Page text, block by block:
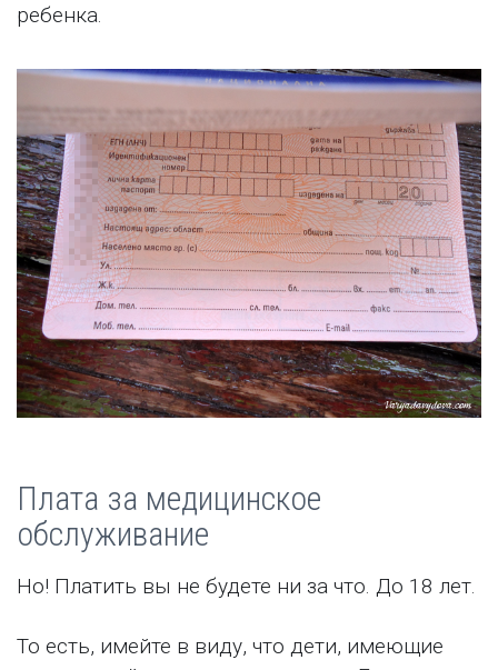
ребенка.
Плата за медицинское
обслуживание
Но! Платить вы не будете ни за что. До 18 лет.
То есть, имейте в виду, что дети, имеющие